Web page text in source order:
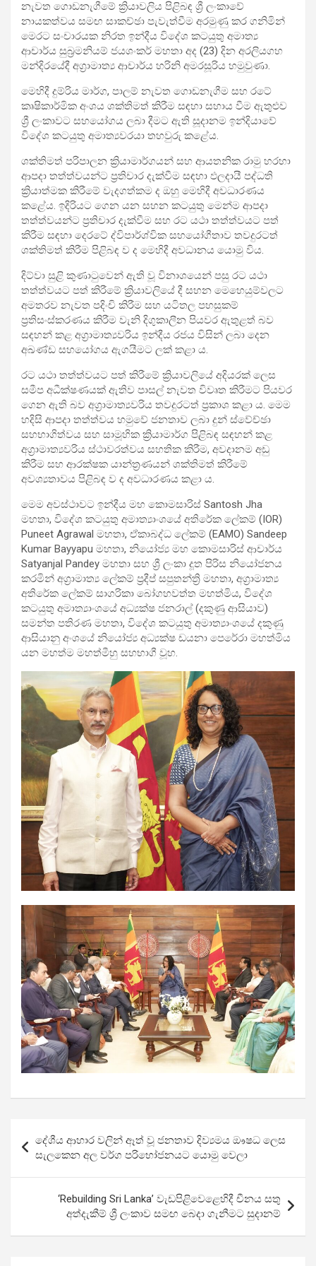
නැවත ගොඩනැගීමේ ක්‍රියාවලිය පිළිබඳ ශ්‍රී ලංකාවේ
නායකත්වය සමඟ සාකච්ඡා පැවැත්වීම අරමුණු කර ගනිමින්
මෙරට සංචාරයක නිරත ඉන්දීය විදේශ කටයුතු අමාත්‍ය
ආචාර්ය සුබ්‍රමනියම් ජයශංකර් මහතා අද (23) දින අරලියගහ
මන්දිරයේදී අග්‍රාමාත්‍ය ආචාර්ය හරිනි අමරසූරිය හමුවුණා.
මෙහිදී දුම්රිය මාර්ග, පාලම් නැවත ගොඩනැගීම සහ රටේ
කෘෂිකාර්මික අංශය ශක්තිමත් කිරීම සඳහා සහාය වීම ඇතුළුව
ශ්‍රී ලංකාවට සහයෝගය ලබා දීමට ඇති සූදානම ඉන්දියාවේ
විදේශ කටයුතු අමාත්‍යවරයා තහවුරු කළේය.
ශක්තිමත් පරිපාලන ක්‍රියාමාර්ගයන් සහ ආයතනික රාමු හරහා
ආපදා තත්ත්වයන්ට ප්‍රතිචාර දැක්වීම සඳහා ඵලදායී පද්ධති
ක්‍රියාත්මක කිරීමේ වැදගත්කම ද ඔහු මෙහිදී අවධාරණය
කළේය. ඉදිරියට ගෙන යන සහන කටයුතු මෙන්ම ආපදා
තත්ත්වයන්ට ප්‍රතිචාර දැක්වීම සහ රට යථා තත්ත්වයට පත්
කිරීම සඳහා දෙරටේ ද්විපාර්ශ්වික සහයෝගීතාව තවදුරටත්
ශක්තිමත් කිරීම පිළිබඳ ව ද මෙහිදී අවධානය යොමු විය.
දිට්වා සුළි කුණාටුවෙන් ඇති වූ විනාශයෙන් පසු රට යථා
තත්ත්වයට පත් කිරීමේ ක්‍රියාවලියේ දී සහන මෙහෙයුම්වලට
අමතරව නැවත පදිංචි කිරීම සහ යටිතල පහසුකම්
ප්‍රතිසංස්කරණය කිරීම වැනි දිගුකාලීන පියවර ඇතුළත් බව
සඳහන් කළ අග්‍රාමාත්‍යවරිය ඉන්දීය රජය විසින් ලබා දෙන
අඛණ්ඩ සහයෝගය ඇගයීමට ලක් කළා ය.
රට යථා තත්ත්වයට පත් කිරීමේ ක්‍රියාවලියේ අදියරක් ලෙස
සමීප අධීක්ෂණයක් ඇතිව පාසල් නැවත විවෘත කිරීමට පියවර
ගෙන ඇති බව අග්‍රාමාත්‍යවරිය තවදුරටත් ප්‍රකාශ කළා ය. මෙම
හදිසි ආපදා තත්ත්වය හමුවේ ජනතාව ලබා දුන් ස්වේච්ඡා
සහභාගිත්වය සහ සාමූහික ක්‍රියාමාර්ග පිළිබඳ සඳහන් කළ
අග්‍රාමාත්‍යවරිය ස්ථාවරත්වය සහතික කිරීම, අවදානම අඩු
කිරීම සහ ආරක්ෂක යාන්ත්‍රණයන් ශක්තිමත් කිරීමේ
අවශ්‍යතාවය පිළිබඳ ව ද අවධාරණය කළා ය.
මෙම අවස්ථාවට ඉන්දීය මහ කොමසාරිස් Santosh Jha
මහතා, විදේශ කටයුතු අමාත්‍යාංශයේ අතිරේක ලේකම් (IOR)
Puneet Agrawal මහතා, ඒකාබද්ධ ලේකම් (EAMO) Sandeep
Kumar Bayyapu මහතා, නියෝජ්‍ය මහ කොමසාරිස් ආචාර්ය
Satyanjal Pandey මහතා සහ ශ්‍රී ලංකා දූත පිරිස නියෝජනය
කරමින් අග්‍රාමාත්‍ය ලේකම් ප්‍රදීප් සපුතන්ත්‍රි මහතා, අග්‍රාමාත්‍ය
අතිරේක ලේකම් සාගරිකා බෝගහවත්ත මහත්මිය, විදේශ
කටයුතු අමාත්‍යාංශයේ අධ්‍යක්ෂ ජනරාල් (දකුණු ආසියාව)
සමන්ත පතිරණ මහතා, විදේශ කටයුතු අමාත්‍යාංශයේ දකුණු
ආසියානු අංශයේ නියෝජ්‍ය අධ්‍යක්ෂ ඩයනා පෙරේරා මහත්මිය
යන මහත්ම මහත්මීහු සහභාගී වූහ.
navigation
දේශීය ආහාර වලින් ඈත් වූ ජනතාව දිව්‍යමය ඖෂධ ලෙස
සැලකෙන අල වර්ග පරිභෝජනයට යොමු වෙලා
‘Rebuilding Sri Lanka’ වැඩපිළිවෙළෙහිදී චීනය සතු
අත්දැකීම් ශ්‍රී ලංකාව සමඟ බෙදා ගැනීමට සුදානම්